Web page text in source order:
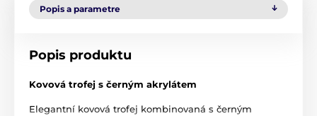
Popis a parametre
Popis produktu
Kovová trofej s černým akrylátem
Elegantní kovová trofej kombinovaná s černým